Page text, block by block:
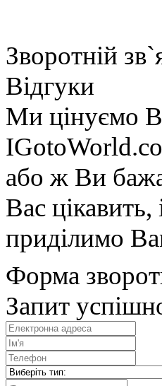
Зворотній
Відгуки
Ми цінуємо
або ж Ви
Вас
приділимо
Форма
Запит